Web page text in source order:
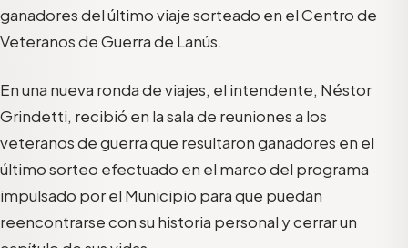
ganadores del último viaje sorteado en el Centro de
Veteranos de Guerra de Lanús.
En una nueva ronda de viajes, el intendente, Néstor
Grindetti, recibió en la sala de reuniones a los
veteranos de guerra que resultaron ganadores en el
último sorteo efectuado en el marco del programa
impulsado por el Municipio para que puedan
reencontrarse con su historia personal y cerrar un